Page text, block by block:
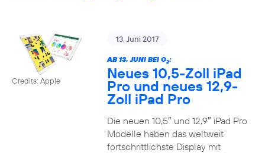
Credits: Apple
13. Juni 2017
AB 13. JUNI BEI O2:
Neues 10,5-Zoll iPad
Pro und neues 12,9-
Zoll iPad Pro
Die neuen 10,5″ und 12,9″ iPad Pro
Modelle haben das weltweit
fortschrittlichste Display mit